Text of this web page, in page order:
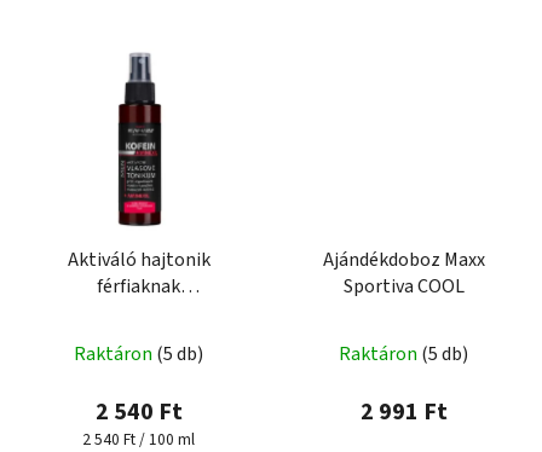
Aktiváló hajtonik
férfiaknak
Raktáron (5 db)
2 540 Ft
Egységár:
2 540 Ft / 100 ml
Ajándékdoboz Maxx
Sportiva COOL
Raktáron (5 db)
2 991 Ft